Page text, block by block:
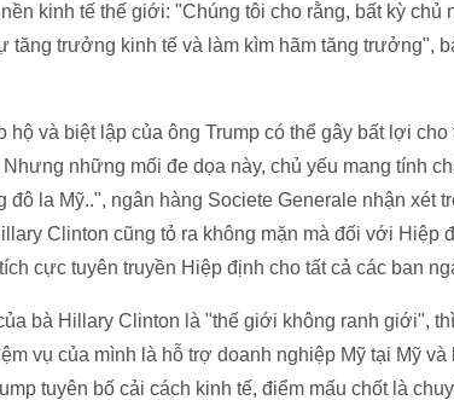
kinh tế thế giới: "Chúng tôi cho rằng, bất kỳ chủ
tăng trưởng kinh tế và làm kìm hãm tăng trưởng",
hộ và biệt lập của ông Trump có thể gây bất lợi
những mối đe dọa này, chủ yếu mang tính
đô la Mỹ..", ngân hàng Societe Generale nhận xét
Clinton cũng tỏ ra không mặn mà đối với Hiệp
cực tuyên truyền Hiệp định cho tất cả các ban
bà Hillary Clinton là "thế giới không ranh giới",
vụ của mình là hỗ trợ doanh nghiệp Mỹ tại Mỹ
tuyên bố cải cách kinh tế, điểm mấu chốt là